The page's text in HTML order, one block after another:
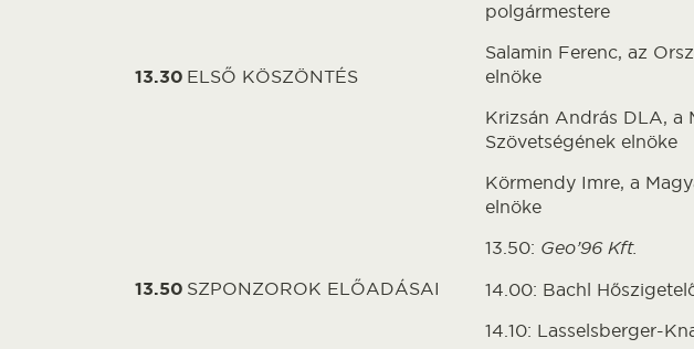
13.30 ELSŐ KÖSZÖNTÉS
polgármestere
Salamin Ferenc, az
elnöke
Krizsán András DLA, a
Szövetségének elnöke
Körmendy Imre, a
elnöke
13.50 SZPONZOROK ELŐADÁSAI
13.50: Geo’96 Kft.
14.00: Bachl
14.10: Lasselsberger-